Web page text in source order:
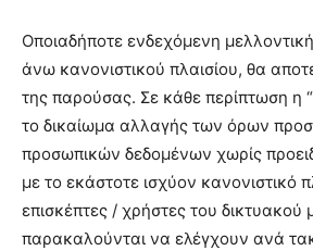
Οποιαδήποτε ενδεχόμενη
άνω κανονιστικού πλαισίου, θα
της παρούσας. Σε κάθε περίπτωση η
το δικαίωμα αλλαγής των όρων
προσωπικών δεδομένων χωρίς
με το εκάστοτε ισχύον κανονιστικό
επισκέπτες / χρήστες του δικτυακού
παρακαλούνται να ελέγχουν ανά